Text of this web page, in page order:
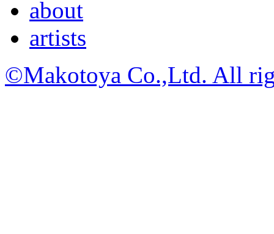
about
artists
©Makotoya Co.,Ltd. All